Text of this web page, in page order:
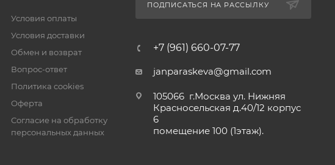
Условия оплаты
Условия доставки
Обмен и возврат
Вопрос-ответ
Политика cookies
Оферта
Согласие на обработку
персональных данных
ПОДПИСАТЬСЯ НА РАССЫЛКУ
+7 (961) 660-07-77
janparaskeva@gmail.com
105066 г.Москва ул. Нижняя
Красносельская д.40/12 корпус
6
помещение 100 (1этаж).